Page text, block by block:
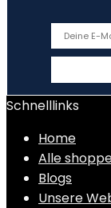
Schnelllinks
Home
Alle
Blogs
Unsere